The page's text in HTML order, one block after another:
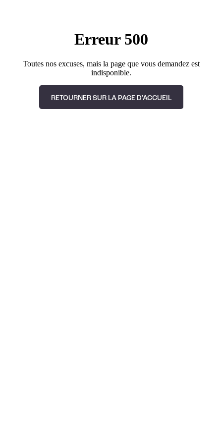
Erreur 500
Toutes nos excuses, mais la page que vous demandez est
indisponible.
RETOURNER SUR LA PAGE D'ACCUEIL